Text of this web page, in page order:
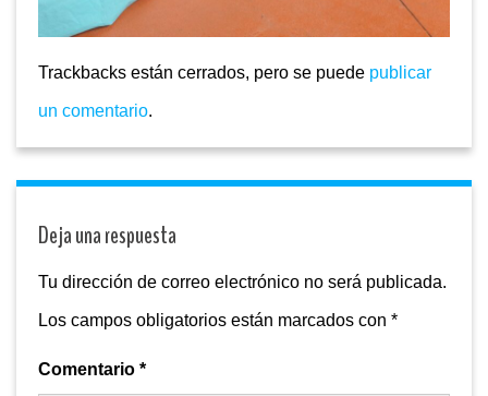
Trackbacks están cerrados, pero se puede publicar
un comentario.
Deja una respuesta
Tu dirección de correo electrónico no será publicada.
Los campos obligatorios están marcados con *
Comentario *